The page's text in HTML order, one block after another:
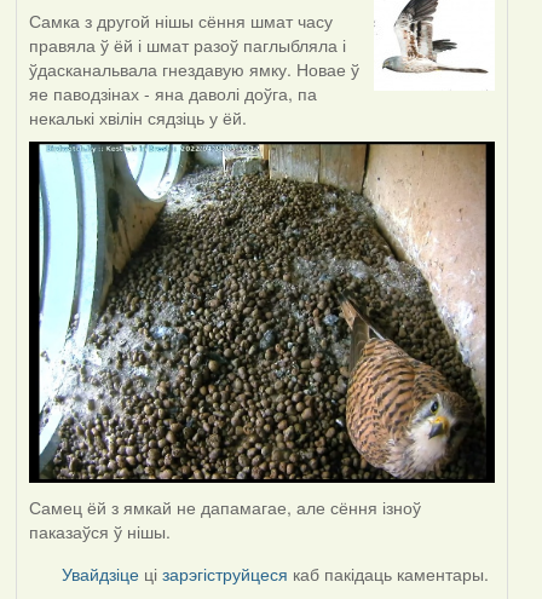
Самка з другой нішы сёння шмат часу
правяла ў ёй і шмат разоў паглыбляла і
ўдасканальвала гнездавую ямку. Новае ў
яе паводзінах - яна даволі доўга, па
некалькі хвілін сядзіць у ёй.
Самец ёй з ямкай не дапамагае, але сёння ізноў
паказаўся ў нішы.
Увайдзіце цізарэгіструйцеся каб пакідаць каментары.